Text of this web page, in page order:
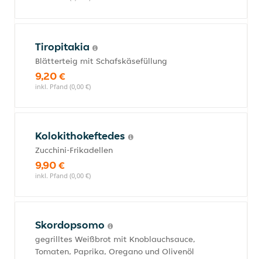
Tiropitakia
Blätterteig mit Schafskäsefüllung
9,20 €
inkl. Pfand (0,00 €)
Kolokithokeftedes
Zucchini-Frikadellen
9,90 €
inkl. Pfand (0,00 €)
Skordopsomo
gegrilltes Weißbrot mit Knoblauchsauce,
Tomaten, Paprika, Oregano und Olivenöl